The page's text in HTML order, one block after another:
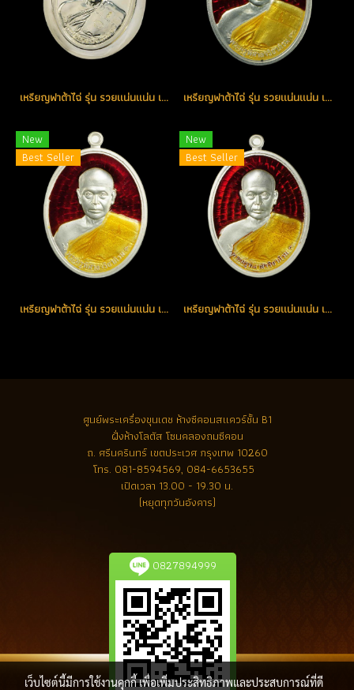
เหรียญฟาต้าไฉ่ รุ่น รวยแน่นแน่น เนื้อเงินไม่ตัดปีก จารมือหลวงพ่อ หมายเลข 90 (โทรถาม) เหรียญฟาต้าไฉ่ รุ่น รวยแน่นแน่น เนื้อเงินลงยาสีแดง หมายเลข 205 (โทรถาม)
New
Best Seller
เหรียญฟาต้าไฉ่ รุ่น รวยแน่นแน่น เนื้อเงินลงยาสีแดง หมายเลข 403 (โทรถาม)
New
Best Seller
เหรียญฟาต้าไฉ่ รุ่น รวยแน่นแน่น เนื้อเงินลงยาสีแดง หมายเลข 413 (โทรถาม)
ศูนย์พระเครื่องขุนเดช ห้างซีคอนสแควร์ชั้น B1
ฝั่งห้างโลตัส โซนคลองถมซีคอน
ถ. ศรีนครินทร์ เขตประเวศ กรุงเทพ 10260
โทร. 081-8594569, 084-6653655
เปิดเวลา 13.00 - 19.30 น.
(หยุดทุกวันอังคาร)
0827894999
เว็บไซต์นี้มีการใช้งานคุกกี้ เพื่อเพิ่มประสิทธิภาพและประสบการณ์ที่ดี